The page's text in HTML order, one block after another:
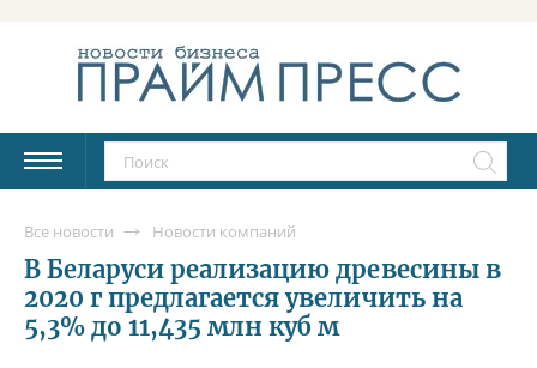
Все новости Новости компаний
В Беларуси реализацию древесины в
2020 г предлагается увеличить на
5,3% до 11,435 млн куб м